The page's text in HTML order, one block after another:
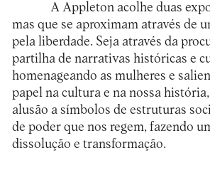
A Appletonacolhe duas
mas que se aproximam através de
pela liberdade. Seja através da
partilha de narrativas históricas e
homenageando as mulheres e
papel na cultura e na nossa
alusão a símbolos de estruturas
de poder que nos regem, fazendo
dissolução e transformação.